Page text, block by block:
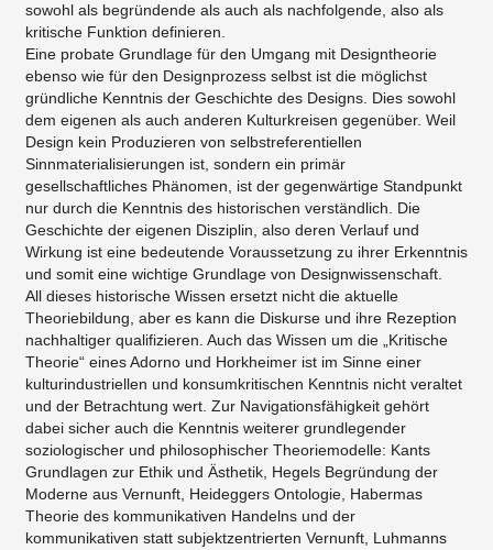
sowohl als begründende als auch als nachfolgende, also als
kritische Funktion definieren.
Eine probate Grundlage für den Umgang mit Designtheorie
ebenso wie für den Designprozess selbst ist die möglichst
gründliche Kenntnis der Geschichte des Designs. Dies sowohl
dem eigenen als auch anderen Kulturkreisen gegenüber. Weil
Design kein Produzieren von selbstreferentiellen
Sinnmaterialisierungen ist, sondern ein primär
gesellschaftliches Phänomen, ist der gegenwärtige Standpunkt
nur durch die Kenntnis des historischen verständlich. Die
Geschichte der eigenen Disziplin, also deren Verlauf und
Wirkung ist eine bedeutende Voraussetzung zu ihrer Erkenntnis
und somit eine wichtige Grundlage von Designwissenschaft.
All dieses historische Wissen ersetzt nicht die aktuelle
Theoriebildung, aber es kann die Diskurse und ihre Rezeption
nachhaltiger qualifizieren. Auch das Wissen um die „Kritische
Theorie“ eines Adorno und Horkheimer ist im Sinne einer
kulturindustriellen und konsumkritischen Kenntnis nicht veraltet
und der Betrachtung wert. Zur Navigationsfähigkeit gehört
dabei sicher auch die Kenntnis weiterer grundlegender
soziologischer und philosophischer Theoriemodelle: Kants
Grundlagen zur Ethik und Ästhetik, Hegels Begründung der
Moderne aus Vernunft, Heideggers Ontologie, Habermas
Theorie des kommunikativen Handelns und der
kommunikativen statt subjektzentrierten Vernunft, Luhmanns